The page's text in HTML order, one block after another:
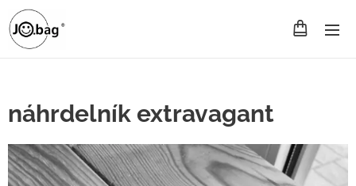
náhrdelník extravagant